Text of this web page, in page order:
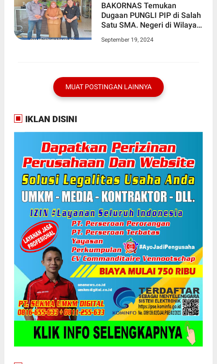
BAKORNAS Temukan
Dugaan PUNGLI PIP di Salah
Satu SMA. Negeri di Wilayah
September 19, 2024
MUAT POSTINGAN LAINNYA
IKLAN DISINI